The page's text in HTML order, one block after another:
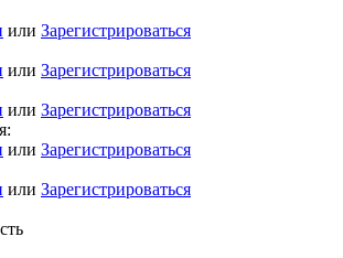
или Зарегистрироваться
или Зарегистрироваться
или Зарегистрироваться
или Зарегистрироваться
или Зарегистрироваться